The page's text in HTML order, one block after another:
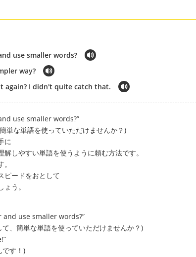
use smaller words?
way?
again? I didn't quite catch that.
use smaller words?”
単な単語を使っていただけませんか？)
に
しやすい単語を使うように頼む方法です。
ピードをおとして
う。
and use smaller words?”
、簡単な単語を使っていただけませんか？)
です！)